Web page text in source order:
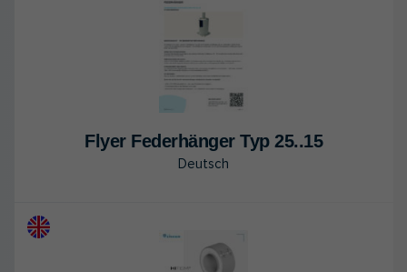
Flyer Fe­der­hän­ger Typ 25..15
Deutsch